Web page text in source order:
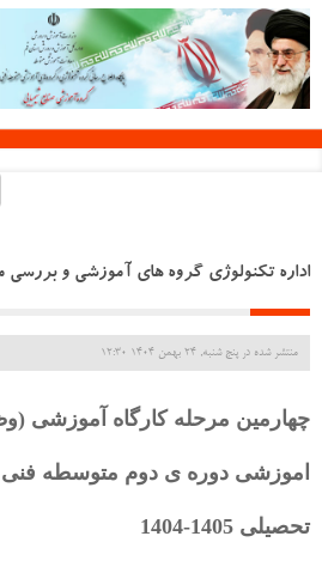
اداره تکنولوژی گروه های آموزشی و بررسی
منتشر شده در پنج شنبه, 24 بهمن 1404 12:30
چهارمین مرحله کارگاه آموزشی
اموزشی دوره ی دوم متوسطه
تحصیلی 1405-1404